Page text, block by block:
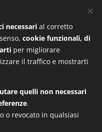
metterti in
noi?
necessari al corretto
cookie funzionali, di
per migliorare
il traffico e mostrarti
quelli non necessari
.
o revocato in qualsiasi